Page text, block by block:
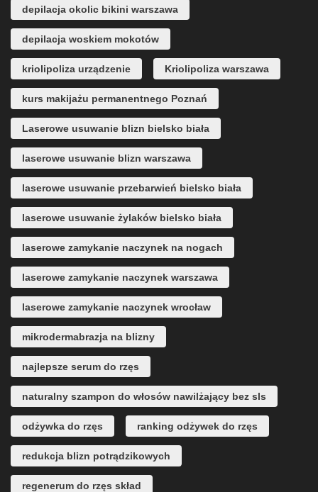
depilacja okolic bikini warszawa
depilacja woskiem mokotów
kriolipoliza urządzenie Kriolipoliza warszawa
kurs makijażu permanentnego Poznań
Laserowe usuwanie blizn bielsko biała
laserowe usuwanie blizn warszawa
laserowe usuwanie przebarwień bielsko biała
laserowe usuwanie żylaków bielsko biała
laserowe zamykanie naczynek na nogach
laserowe zamykanie naczynek warszawa
laserowe zamykanie naczynek wrocław
mikrodermabrazja na blizny
najlepsze serum do rzęs
naturalny szampon do włosów nawilżający bez sls
odżywka do rzęs ranking odżywek do rzęs
redukcja blizn potrądzikowych
regenerum do rzęs skład